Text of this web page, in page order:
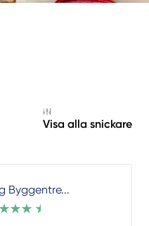
Visa alla snickare
Byggentre...